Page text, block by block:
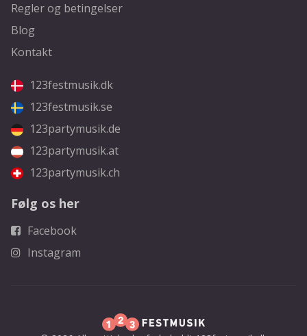
Regler og betingelser
Blog
Kontakt
123festmusik.dk
123festmusik.se
123partymusik.de
123partymusik.at
123partymusik.ch
Følg os her
Facebook
Instagram